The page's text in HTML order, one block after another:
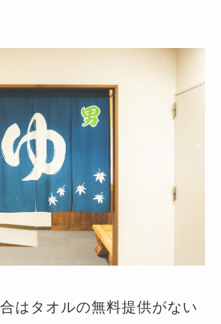
はタオルの無料提供がない